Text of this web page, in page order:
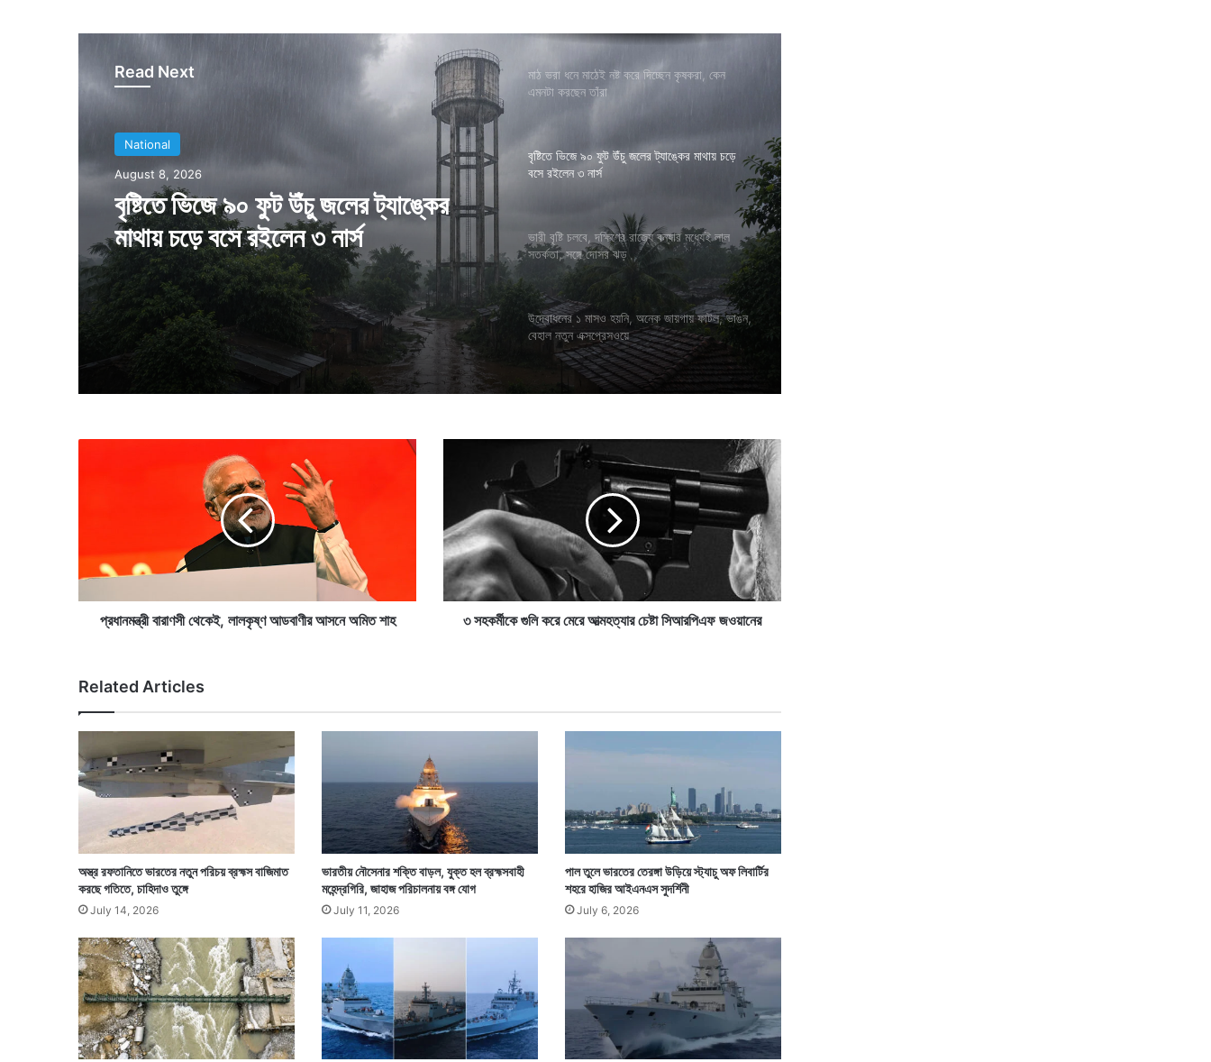
Read Next
National
August 8, 2026
বৃষ্টিতে ভিজে ৯০ ফুট উঁচু জলের ট্যাঙ্কের
মাথায় চড়ে বসে রইলেন ৩ নার্স
মাঠ ভরা ধনে মাঠেই নষ্ট করে দিচ্ছেন কৃষকরা, কেন
এমনটা করছেন তাঁরা
বৃষ্টিতে ভিজে ৯০ ফুট উঁচু জলের ট্যাঙ্কের মাথায় চড়ে
বসে রইলেন ৩ নার্স
ভারী বৃষ্টি চলবে, দক্ষিণের রাজ্যে বন্যার মধ্যেই লাল
সতর্কতা, সঙ্গে দোসর ঝড়
উদ্বোধনের ১ মাসও হয়নি, অনেক জায়গায় ফাটল, ভাঙন,
বেহাল নতুন এক্সপ্রেসওয়ে
ণ
সী
লা
ল
কৃ
ষ্ণ
আ
ড
র
আ
স
নে
মি
ত
শা
হ
প্রধানমন্ত্রী বারাণসী থেকেই, লালকৃষ্ণ আডবাণীর আসনে অমিত শাহ
র্মী
কে
গু
ক
হ
ত্যা
ষ্টা
সি
আ
র
পি
এ
ও
র
৩ সহকর্মীকে গুলি করে মেরে আত্মহত্যার চেষ্টা সিআরপিএফ জওয়ানের
Related Articles
অস্ত্র রফতানিতে ভারতের নতুন পরিচয় ব্রহ্মস বাজিমাত
করছে গতিতে, চাহিদাও তুঙ্গে
July 14, 2026
ভারতীয় নৌসেনার শক্তি বাড়ল, যুক্ত হল ব্রহ্মসবাহী
মহেন্দ্রগিরি, জাহাজ পরিচালনায় বঙ্গ যোগ
July 11, 2026
পাল তুলে ভারতের তেরঙ্গা উড়িয়ে স্ট্যাচু অফ লিবার্টির
শহরে হাজির আইএনএস সুদর্শিনী
July 6, 2026